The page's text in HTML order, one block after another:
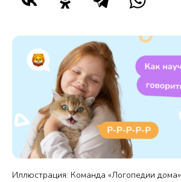
Иллюстрация: Команда «Логопедии дома»